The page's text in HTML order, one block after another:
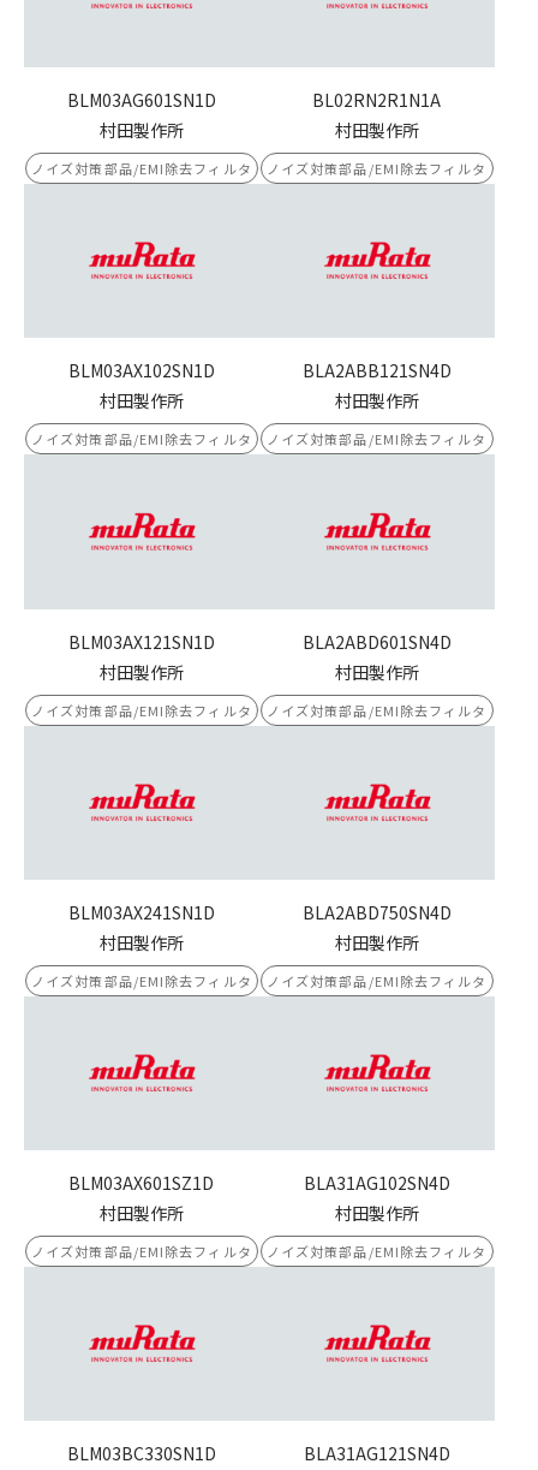
BLM03AG601SN1D
村田製作所
ノイズ対策部品/EMI除去フィルタ
BL02RN2R1N1A
村田製作所
ノイズ対策部品/EMI除去フィルタ
BLM03AX102SN1D
村田製作所
ノイズ対策部品/EMI除去フィルタ
BLA2ABB121SN4D
村田製作所
ノイズ対策部品/EMI除去フィルタ
BLM03AX121SN1D
村田製作所
ノイズ対策部品/EMI除去フィルタ
BLA2ABD601SN4D
村田製作所
ノイズ対策部品/EMI除去フィルタ
BLM03AX241SN1D
村田製作所
ノイズ対策部品/EMI除去フィルタ
BLA2ABD750SN4D
村田製作所
ノイズ対策部品/EMI除去フィルタ
BLM03AX601SZ1D
村田製作所
ノイズ対策部品/EMI除去フィルタ
BLA31AG102SN4D
村田製作所
ノイズ対策部品/EMI除去フィルタ
BLM03BC330SN1D
BLA31AG121SN4D